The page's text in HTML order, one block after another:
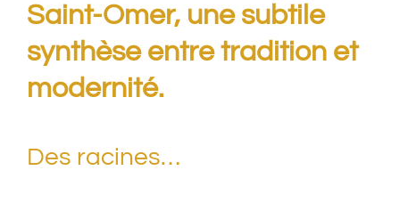
Concerts
Espace médias
Saint-Omer, une subtile
synthèse entre tradition et
modernité.
Des racines…